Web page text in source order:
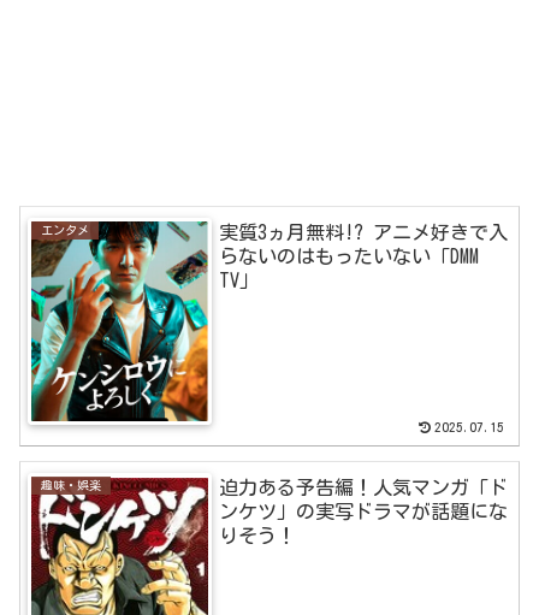
エンタメ
実質3ヵ月無料!? アニメ好きで入
らないのはもったいない「DMM
TV」
2025.07.15
趣味・娯楽
迫力ある予告編！人気マンガ「ド
ンケツ」の実写ドラマが話題にな
りそう！